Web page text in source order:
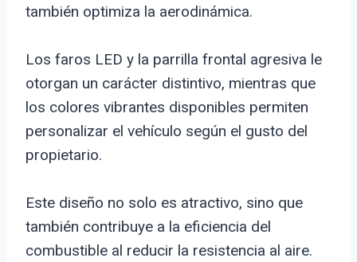
también optimiza la aerodinámica.
Los faros LED y la parrilla frontal agresiva le
otorgan un carácter distintivo, mientras que
los colores vibrantes disponibles permiten
personalizar el vehículo según el gusto del
propietario.
Este diseño no solo es atractivo, sino que
también contribuye a la eficiencia del
combustible al reducir la resistencia al aire.